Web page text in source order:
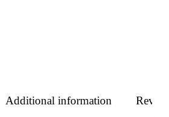
Additional information